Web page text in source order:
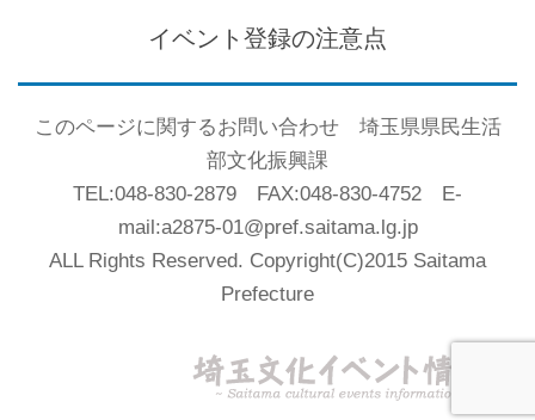
イベント登録の注意点
このページに関するお問い合わせ 埼玉県県民生活
部文化振興課
TEL:048-830-2879 FAX:048-830-4752 E-
mail:a2875-01@pref.saitama.lg.jp
ALL Rights Reserved. Copyright(C)2015 Saitama
Prefecture